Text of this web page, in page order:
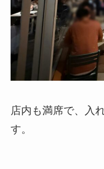
店内も満席で、入
す。